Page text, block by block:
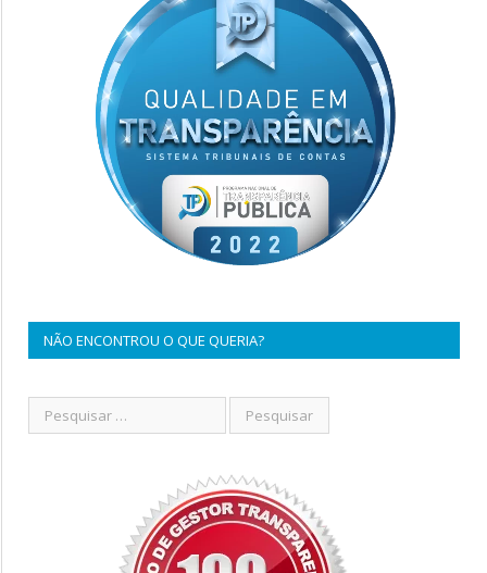
NÃO ENCONTROU O QUE QUERIA?